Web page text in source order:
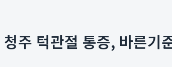
청주 턱관절 통증, 바른기